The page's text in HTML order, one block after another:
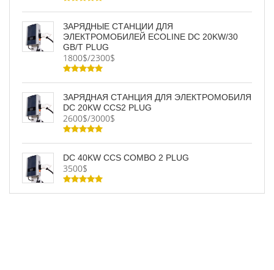
ЗАРЯДНЫЕ СТАНЦИИ ДЛЯ
ЭЛЕКТРОМОБИЛЕЙ ECOLINE DC 20KW/30
GB/T PLUG
1800$/2300$
ЗАРЯДНАЯ СТАНЦИЯ ДЛЯ ЭЛЕКТРОМОБИЛЯ
DC 20KW CCS2 PLUG
2600$/3000$
DC 40KW CCS COMBO 2 PLUG
3500$